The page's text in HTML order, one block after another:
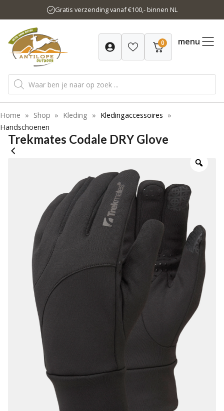
naar
inhoud
Gratis verzending vanaf €100,- binnen NL
0 menu
Producten
zoeken
Home » Shop » Kleding » Kledingaccessoires »
Handschoenen
Trekmates Codale DRY Glove